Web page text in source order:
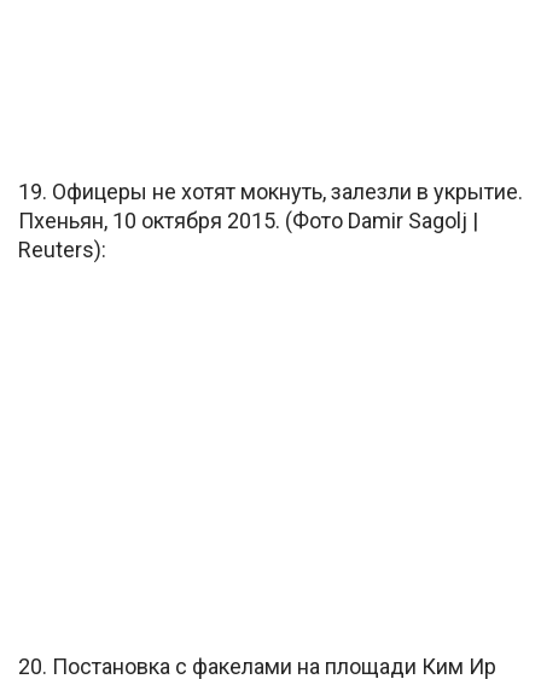
19. Офицеры не хотят мокнуть, залезли в укрытие.
Пхеньян, 10 октября 2015. (Фото Damir Sagolj |
Reuters):
20. Постановка с факелами на площади Ким Ир